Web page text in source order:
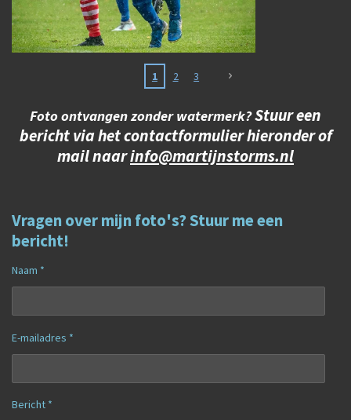
1 2 3
Foto ontvangen zonder watermerk?Stuur een
bericht via het contactformulier hieronder of
mail naarinfo@martijnstorms.nl
Vragen over mijn foto's? Stuur me een
bericht!
Naam *
E-mailadres *
Bericht *